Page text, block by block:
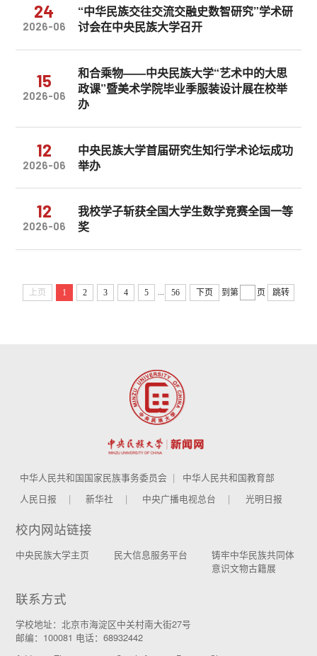
24
2026-06
“中华民族交往交流交融史数智研究”学术研
讨会在中央民族大学召开
15
2026-06
和合乘物——中央民族大学“艺术中的大思
政课”暨美术学院毕业季服装设计展在校举
办
12
2026-06
中央民族大学首届研究生知行学术论坛成功
举办
12
2026-06
我校学子斩获全国大学生数学竞赛全国一等
奖
上页 1 2 3 4 5 ... 56 下页 到第 页 跳转
中华人民共和国国家民族事务委员会
中华人民共和国教育部
人民日报
新华社 中央广播电视总台 光明日报
校内网站链接
中央民族大学主页 民大信息服务平台
铸牢中华民族共同体
意识文物古籍展
联系方式
学校地址：北京市海淀区中关村南大街27号
邮编：100081 电话：68932442